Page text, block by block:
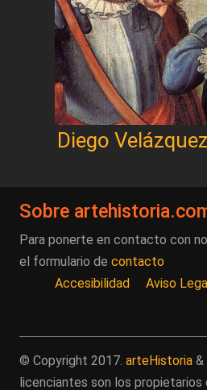
Diego
Sobre
Para ponerte en contacto con
el formulario de contacto
Accesibilidad
Aviso
© Copyright 2017. arteHistoria &
licenciantes son los